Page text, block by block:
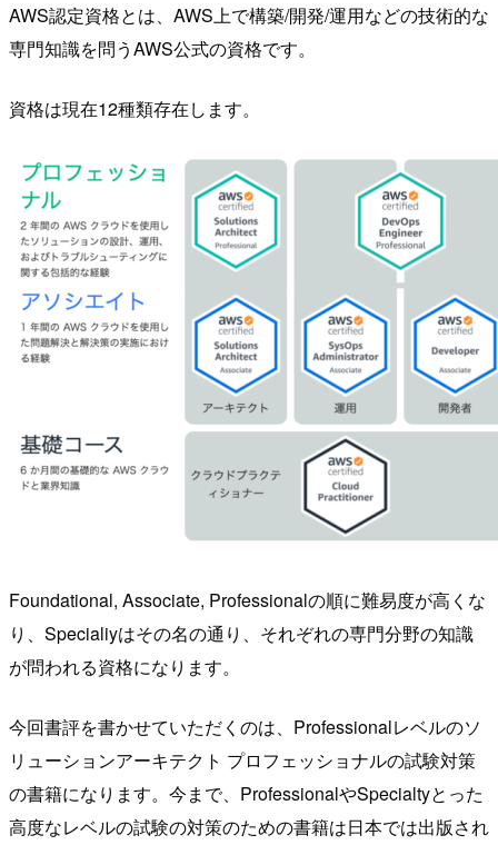
AWS認定資格とは、AWS上で構築/開発/運用などの技術的な
専門知識を問うAWS公式の資格です。
資格は現在12種類存在します。
Foundational, Associate, Professionalの順に難易度が高くな
り、Specialiyはその名の通り、それぞれの専門分野の知識
が問われる資格になります。
今回書評を書かせていただくのは、Professionalレベルのソ
リューションアーキテクト プロフェッショナルの試験対策
の書籍になります。今まで、ProfessionalやSpecialtyとった
高度なレベルの試験の対策のための書籍は日本では出版され